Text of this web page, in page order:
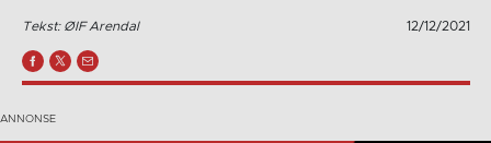
Tekst: ØIF Arendal 12/12/2021